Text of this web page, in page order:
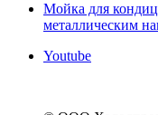
Мойка для
металлическим
Youtube